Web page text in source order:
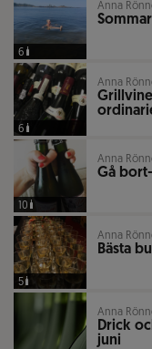
6
Anna
6
Anna
10
Anna
Gå
5
Anna
Bästa
Anna
Drick
juni